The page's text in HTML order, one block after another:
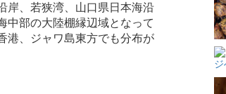
岸、若狭湾、山口県日本海沿
中部の大陸棚縁辺域となって
港、ジャワ島東方でも分布が